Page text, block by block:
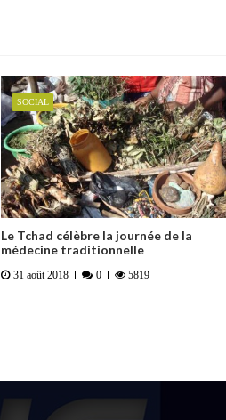
SOCIAL
Le Tchad célèbre la journée de la
médecine traditionnelle
31 août 2018 0 5819